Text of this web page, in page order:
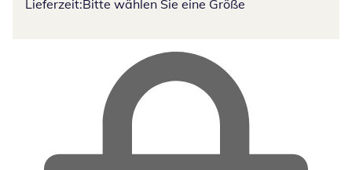
Lieferzeit:Bitte wählen Sie eine Größe